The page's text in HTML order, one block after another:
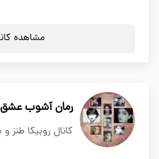
مشاهده
رمان آشوب عشق
کانال روبیکا طنز